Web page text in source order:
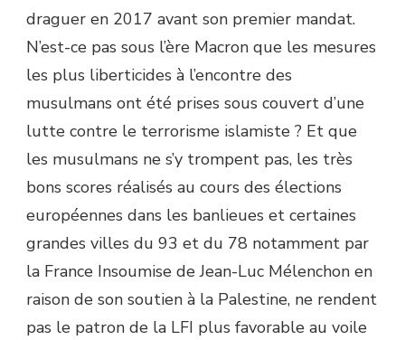
draguer en 2017 avant son premier mandat.
N’est-ce pas sous l’ère Macron que les mesures
les plus liberticides à l’encontre des
musulmans ont été prises sous couvert d’une
lutte contre le terrorisme islamiste ? Et que
les musulmans ne s’y trompent pas, les très
bons scores réalisés au cours des élections
européennes dans les banlieues et certaines
grandes villes du 93 et du 78 notamment par
la France Insoumise de Jean-Luc Mélenchon en
raison de son soutien à la Palestine, ne rendent
pas le patron de la LFI plus favorable au voile